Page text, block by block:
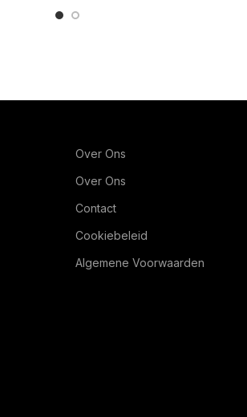
Over Ons
Over Ons
Contact
Cookiebeleid
Algemene Voorwaarden